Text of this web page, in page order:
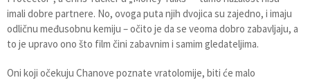
imali dobre partnere. No, ovoga puta njih dvojica su zajedno, i imaju
odličnu međusobnu kemiju – očito je da se veoma dobro zabavljaju, a
to je upravo ono što film čini zabavnim i samim gledateljima.
Oni koji očekuju Chanove poznate vratolomije, biti će malo